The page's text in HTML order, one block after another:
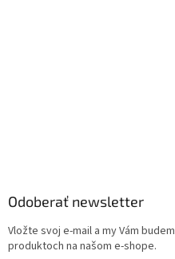
Odoberať newsletter
Vložte svoj e-mail a my Vám
produktoch na našom e-shope.